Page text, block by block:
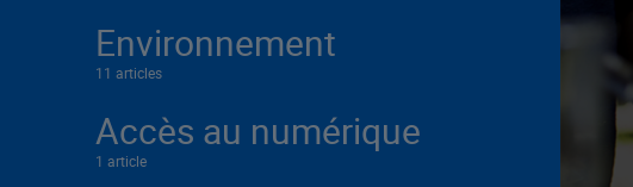
Environnement
11 articles
Accès au numérique
1 article